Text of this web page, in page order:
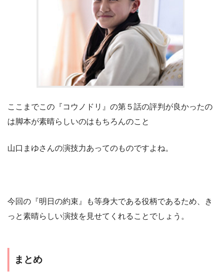
ここまでこの『コウノドリ』の第５話の評判が良かったの
は脚本が素晴らしいのはもちろんのこと
山口まゆさんの演技力あってのものですよね。
今回の『明日の約束』も等身大である役柄であるため、き
っと素晴らしい演技を見せてくれることでしょう。
まとめ